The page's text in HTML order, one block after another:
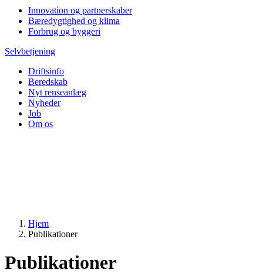
Innovation og partnerskaber
Bæredygtighed og klima
Forbrug og byggeri
Selvbetjening
Driftsinfo
Beredskab
Nyt renseanlæg
Nyheder
Job
Om os
Hjem
Publikationer
Publikationer